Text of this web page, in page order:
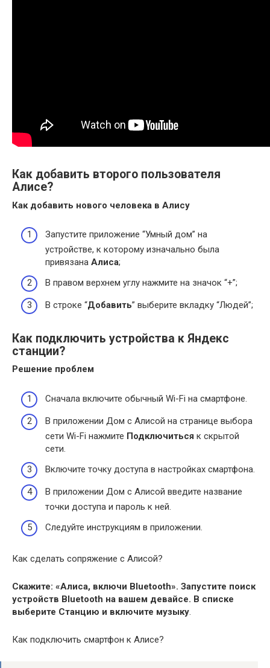
Как добавить второго пользователя
Алисе?
Как добавить нового человека в Алису
Запустите приложение “Умный дом” на
устройстве, к которому изначально была
привязана Алиса;
В правом верхнем углу нажмите на значок “+”;
В строке “Добавить” выберите вкладку “Людей”;
Как подключить устройства к Яндекс
станции?
Решение проблем
Сначала включите обычный Wi-Fi на смартфоне.
В приложении Дом с Алисой на странице выбора
сети Wi-Fi нажмите Подключиться к скрытой
сети.
Включите точку доступа в настройках смартфона.
В приложении Дом с Алисой введите название
точки доступа и пароль к ней.
Следуйте инструкциям в приложении.
Как сделать сопряжение с Алисой?
Скажите: «Алиса, включи Bluetooth». Запустите поиск
устройств Bluetooth на вашем девайсе. В списке
выберите Станцию и включите музыку.
Как подключить смартфон к Алисе?